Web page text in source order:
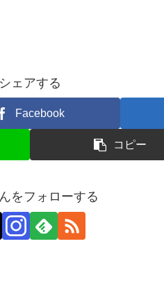
シェアする
Facebook
コピー
をフォローする